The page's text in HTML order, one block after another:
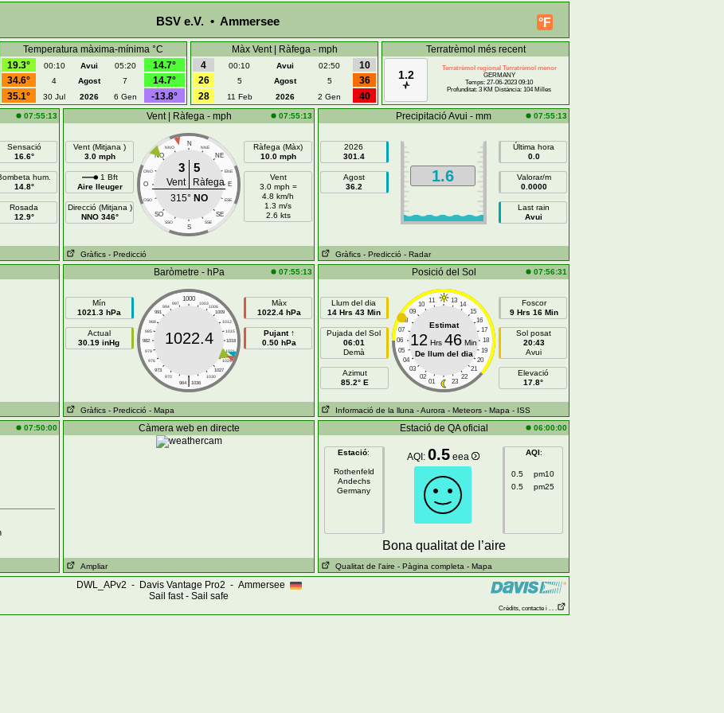
°F
BSV e.V. • Ammersee
Temperatura màxima-mínima °C
19.3°
00:10 Avui 05:20
14.7°
34.6°
4 Agost 7
14.7°
35.1°
30 Jul 2026 6 Gen -13.8°
Màx Vent | Ràfega - mph
4
00:10 Avui 02:50
10
26
5 Agost 5
36
28
11 Feb 2026 2 Gen 40
Terratrèmol més recent
1.2
Terratrèmol regional Terratrèmol menor
GERMANY
Temps: 27-06-2023 09:10
Profunditat: 3 KM Distància: 104 Milles
07:55:13
Sensació
16.6°
hum.
14.8°
Rosada
12.9°
Vent | Ràfega - mph 07:55:13
Vent (Mitjana )
3.0 mph
1 Bft
Aire lleuger
Direcció (Mitjana )
NNO 346°
N
NNO NNE
NO NE
ONO ENE
O E
OSO ESE
SO SE
SSO SSE
S
3 5
Vent
Ràfega
315° NO
Ràfega (Màx)
10.0 mph
Vent
3.0 mph =
4.8 km/h
1.3 m/s
2.6 kts
Gràfics - Predicció
Precipitació Avui - mm 07:55:13
2026
301.4
Agost
36.2
1.6
Última hora
0.0
Valorar/m
0.0000
Last rain
Avui
Gràfics - Predicció - Radar
Baròmetre - hPa 07:55:13
Mín
1021.3 hPa
Actual
30.19 inHg
1000
997 1003
994
1006
991
1009
988
1012
985
1015
982
1018
979
1021
976
1024
973
1027
970
1030
|
964 1036
1022.4
Màx
1022.4 hPa
Pujant ↑
0.50 hPa
Gràfics - Predicció - Mapa
Posició del Sol 07:56:31
Llum del dia
14 Hrs 43 Min
Pujada del Sol
06:01
Demà
Azimut
85.2° E
11 13
10
14
09
15
08
16
07
17
06
18
05
19
04
20
03
21
02
22
01 23
Estimat
12 Hrs 46 Min
De llum del dia
Foscor
9 Hrs 16 Min
Sol posat
20:43
Avui
Elevació
17.8°
Informació de la lluna - Aurora - Meteors - Mapa - ISS
07:50:00 Càmera web en directe
Ampliar
Estació de QA oficial 06:00:00
Estació:
Rothenfeld
Andechs
Germany
AQI: 0.5 eea AQI:
0.5
pm10
0.5
pm25
Bona qualitat de l’aire
Qualitat de l'aire - Pàgina completa - Mapa
DWL_APv2 - Davis Vantage Pro2 - Ammersee
Sail fast - Sail safe
Crèdits, contacte i . . .